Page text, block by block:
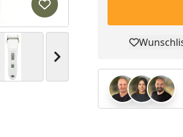
Nächstes Bild anzeigen
Produkt zur Wunschliste